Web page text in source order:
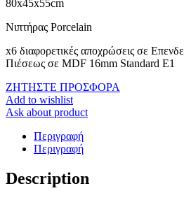
80x45x55cm
Νιπτήρας Porcelain
x6 διαφορετικές αποχρώσεις σε
Πιέσεως σε MDF 16mm Standard E1
ΖΗΤΗΣΤΕ ΠΡΟΣΦΟΡΑ
Add to wishlist
Ask about product
Περιγραφή
Περιγραφή
Description